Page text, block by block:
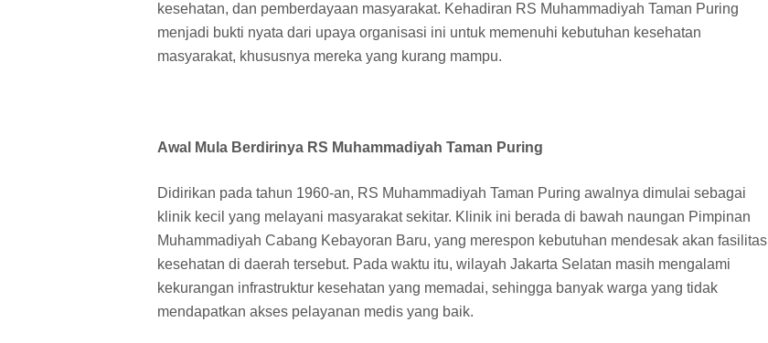
kesehatan, dan pemberdayaan masyarakat. Kehadiran RS Muhammadiyah Taman Puring
menjadi bukti nyata dari upaya organisasi ini untuk memenuhi kebutuhan kesehatan
masyarakat, khususnya mereka yang kurang mampu.
Awal Mula Berdirinya RS Muhammadiyah Taman Puring
Didirikan pada tahun 1960-an, RS Muhammadiyah Taman Puring awalnya dimulai sebagai
klinik kecil yang melayani masyarakat sekitar. Klinik ini berada di bawah naungan Pimpinan
Muhammadiyah Cabang Kebayoran Baru, yang merespon kebutuhan mendesak akan fasilitas
kesehatan di daerah tersebut. Pada waktu itu, wilayah Jakarta Selatan masih mengalami
kekurangan infrastruktur kesehatan yang memadai, sehingga banyak warga yang tidak
mendapatkan akses pelayanan medis yang baik.